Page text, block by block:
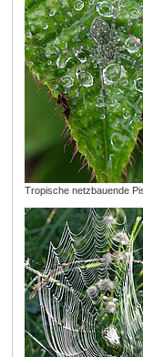
Tropische netzbauende